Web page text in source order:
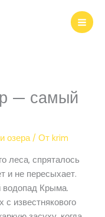
— самый
озера/ Отkrim
леса, спряталось
и не пересыхает.
Крыма.
известнякового